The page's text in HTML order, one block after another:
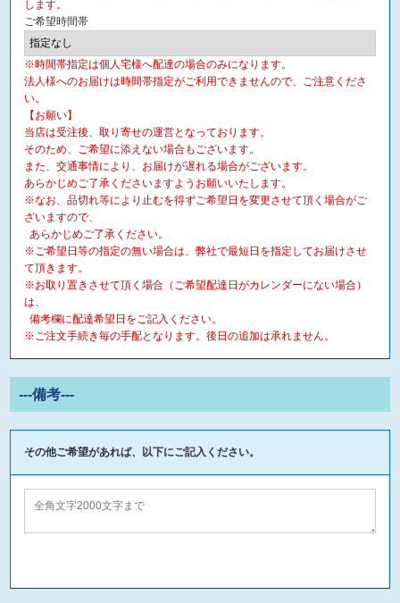
します。
ご希望時間帯
※時間帯指定は個人宅様へ配達の場合のみになります。
法人様へのお届けは時間帯指定がご利用できませんので、ご注意くださ
い。
【お願い】
当店は受注後、取り寄せの運営となっております。
そのため、ご希望に添えない場合もございます。
また、交通事情により、お届けが遅れる場合がございます。
あらかじめご了承くださいますようお願いいたします。
※なお、品切れ等により止むを得ずご希望日を変更させて頂く場合がご
ざいますので、
あらかじめご了承ください。
※ご希望日等の指定の無い場合は、弊社で最短日を指定してお届けさせ
て頂きます。
※お取り置きさせて頂く場合（ご希望配達日がカレンダーにない場合）
は、
備考欄に配達希望日をご記入ください。
※ご注文手続き毎の手配となります。後日の追加は承れません。
---備考---
その他ご希望があれば、以下にご記入ください。